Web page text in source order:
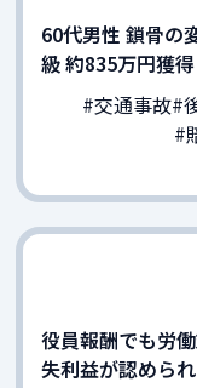
60代男性 鎖骨の
級 約835万円獲得
#交通事故#
#
役員報酬でも労
失利益が認めら